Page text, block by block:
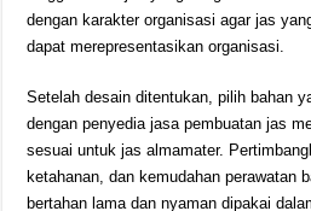
dengan karakter organisasi agar jas
dapat merepresentasikan organisasi.
Setelah desain ditentukan, pilih bahan
dengan penyedia jasa pembuatan jas
sesuai untuk jas almamater.
ketahanan, dan kemudahan perawatan
bertahan lama dan nyaman dipakai